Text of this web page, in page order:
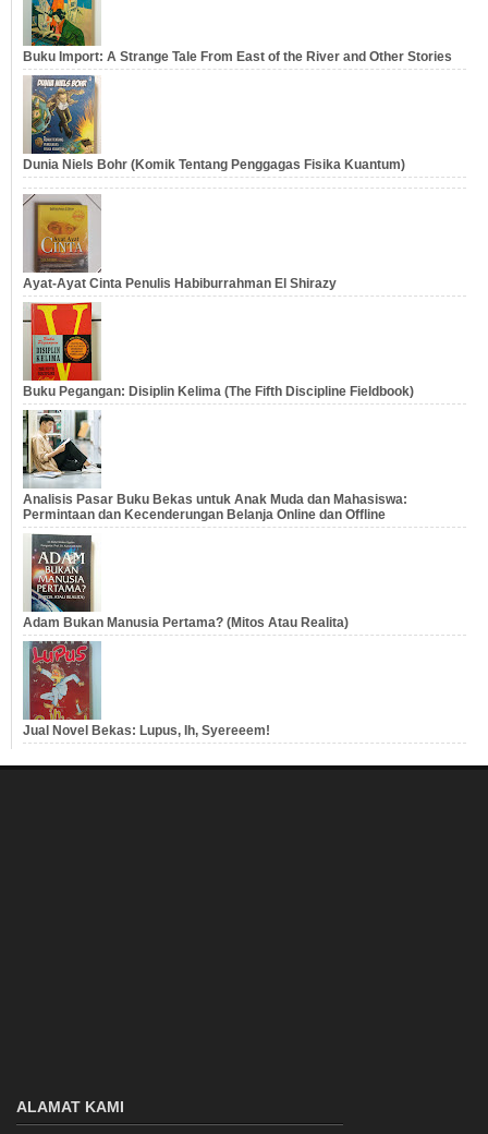
Buku Import: A Strange Tale From East of the River and Other Stories
Dunia Niels Bohr (Komik Tentang Penggagas Fisika Kuantum)
Ayat-Ayat Cinta Penulis Habiburrahman El Shirazy
Buku Pegangan: Disiplin Kelima (The Fifth Discipline Fieldbook)
Analisis Pasar Buku Bekas untuk Anak Muda dan Mahasiswa:
Permintaan dan Kecenderungan Belanja Online dan Offline
Adam Bukan Manusia Pertama? (Mitos Atau Realita)
Jual Novel Bekas: Lupus, Ih, Syereeem!
ALAMAT KAMI